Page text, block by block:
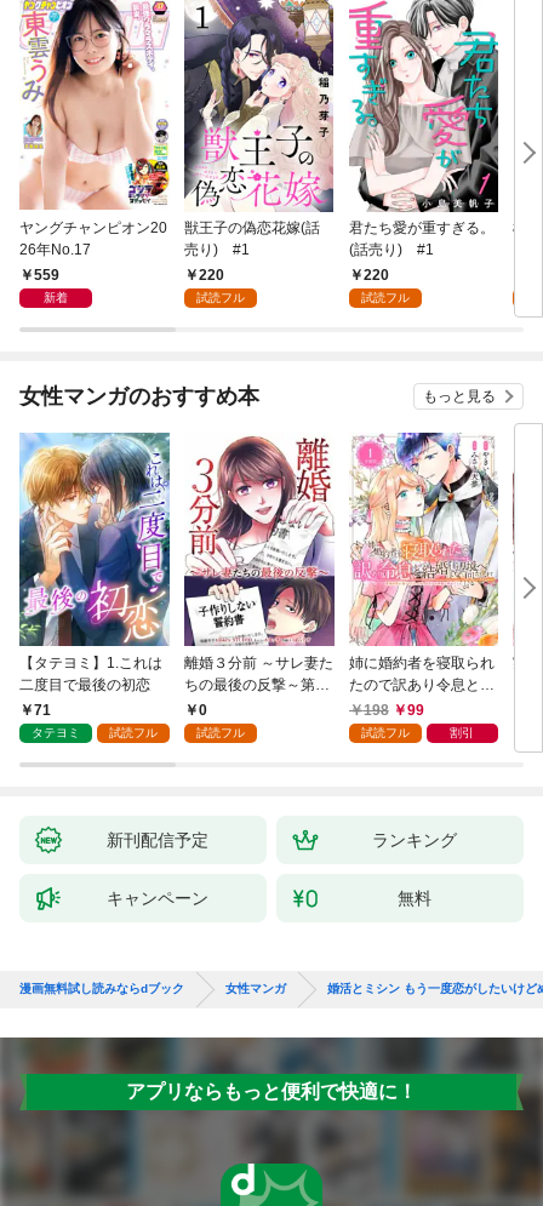
ヤングチャンピオン20
26年No.17
559
新着
獣王子の偽恋花嫁(話
売り) #1
220
試読フル
君たち愛が重すぎる。
(話売り) #1
220
試読フル
桜
女性マンガのおすすめ本 もっと見る
【タテヨミ】1.これは
二度目で最後の初恋
71
タテヨミ 試読フル
離婚３分前 ～サレ妻た
ちの最後の反撃～第1
話0
試読フル
姉に婚約者を寝取られ
たので訳あり令息と結
婚して辺境へと向かい
ます ～苦労の先に待っ
198 99
試読フル 割引
実
新刊配信予定 ランキング
キャンペーン 無料
漫画無料試し読みならdブック 女性マンガ 婚活とミシン もう一度恋がしたいけど
アプリならもっと便利で快適に！